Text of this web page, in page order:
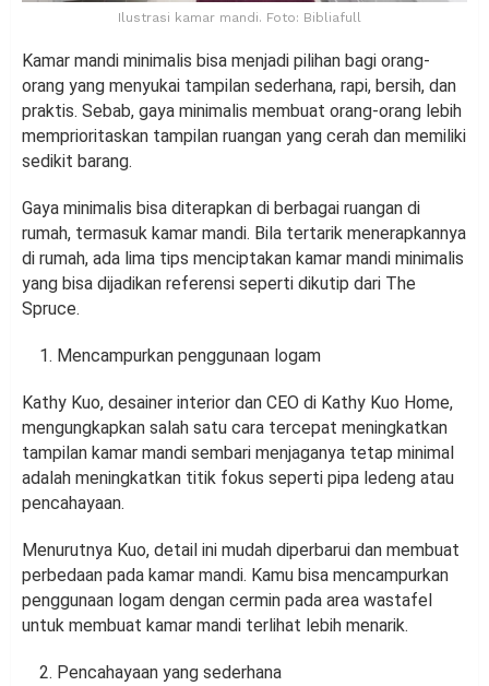
Ilustrasi kamar mandi. Foto: Bibliafull
Kamar mandi minimalis bisa menjadi pilihan bagi orang-
orang yang menyukai tampilan sederhana, rapi, bersih, dan
praktis. Sebab, gaya minimalis membuat orang-orang lebih
memprioritaskan tampilan ruangan yang cerah dan memiliki
sedikit barang.
Gaya minimalis bisa diterapkan di berbagai ruangan di
rumah, termasuk kamar mandi. Bila tertarik menerapkannya
di rumah, ada lima tips menciptakan kamar mandi minimalis
yang bisa dijadikan referensi seperti dikutip dari The
Spruce.
Mencampurkan penggunaan logam
Kathy Kuo, desainer interior dan CEO di Kathy Kuo Home,
mengungkapkan salah satu cara tercepat meningkatkan
tampilan kamar mandi sembari menjaganya tetap minimal
adalah meningkatkan titik fokus seperti pipa ledeng atau
pencahayaan.
Menurutnya Kuo, detail ini mudah diperbarui dan membuat
perbedaan pada kamar mandi. Kamu bisa mencampurkan
penggunaan logam dengan cermin pada area wastafel
untuk membuat kamar mandi terlihat lebih menarik.
Pencahayaan yang sederhana